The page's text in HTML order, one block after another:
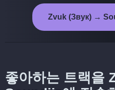
Zvuk (Звук) →
좋아하는 트랙을